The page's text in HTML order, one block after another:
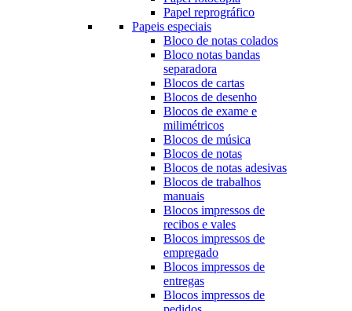
Papel reprográfico
Papeis especiais
Bloco de notas colados
Bloco notas bandas
separadora
Blocos de cartas
Blocos de desenho
Blocos de exame e
milimétricos
Blocos de música
Blocos de notas
Blocos de notas adesivas
Blocos de trabalhos
manuais
Blocos impressos de
recibos e vales
Blocos impressos de
empregado
Blocos impressos de
entregas
Blocos impressos de